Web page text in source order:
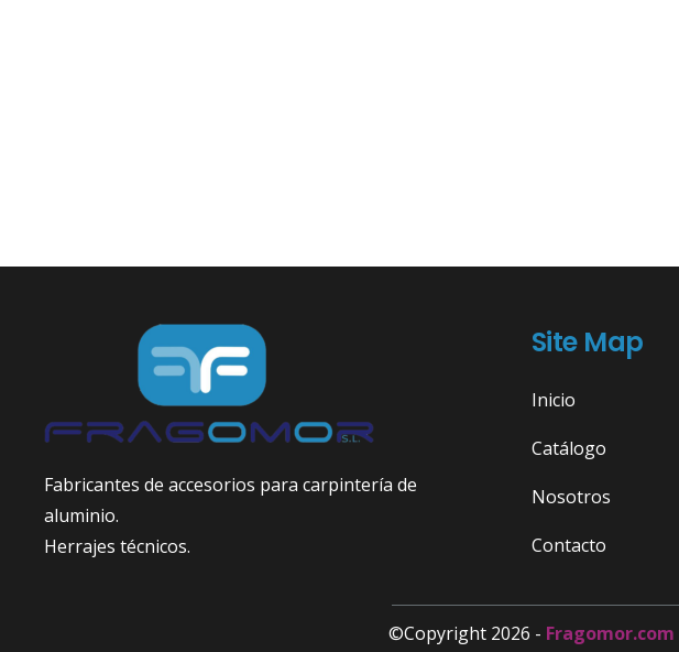
Fabricantes de accesorios para carpintería de
aluminio.
Herrajes técnicos.
Site Map
Inicio
Catálogo
Nosotros
Contacto
©Copyright 2026 - Fragomor.com